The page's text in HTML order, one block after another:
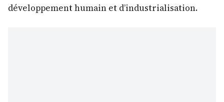
développement humain et d’industrialisation.